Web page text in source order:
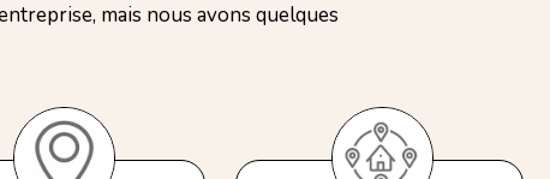
mais nous avons quelques